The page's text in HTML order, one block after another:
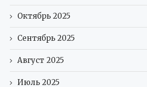
Октябрь 2025
Сентябрь 2025
Август 2025
Июль 2025